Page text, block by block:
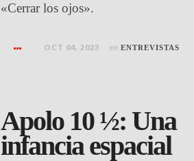
«Cerrar los ojos».
OCT 04, 2023 en ENTREVISTAS
Apolo 10 ½: Una
infancia espacial